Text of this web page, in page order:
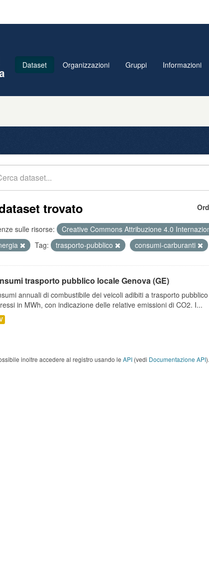
Dataset Organizzazioni Gruppi Informazioni
trovato
sulle risorse: Creative Commons Attribuzione 4.0
Tag: trasporto-pubblico consumi-carburanti
trasporto pubblico locale Genova (GE)
annuali di combustibile dei veicoli adibiti a trasporto
in MWh, con indicazione delle relative emissioni di CO2. I...
inoltre accedere al registro usando le API (vedi Documentazione API).